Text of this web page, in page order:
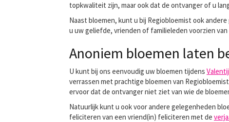
topkwaliteit zijn, maar ook dat de ontvanger of u
Naast bloemen, kunt u bij Regiobloemist ook
u uw geliefde, vrienden of familieleden voorzien
Anoniem bloemen laten
U kunt bij ons eenvoudig uw bloemen tijdens
verrassen met prachtige bloemen van
ervoor dat de ontvanger niet ziet van wie de
Natuurlijk kunt u ook voor andere gelegenheden
feliciteren van een vriend(in) feliciteren met de